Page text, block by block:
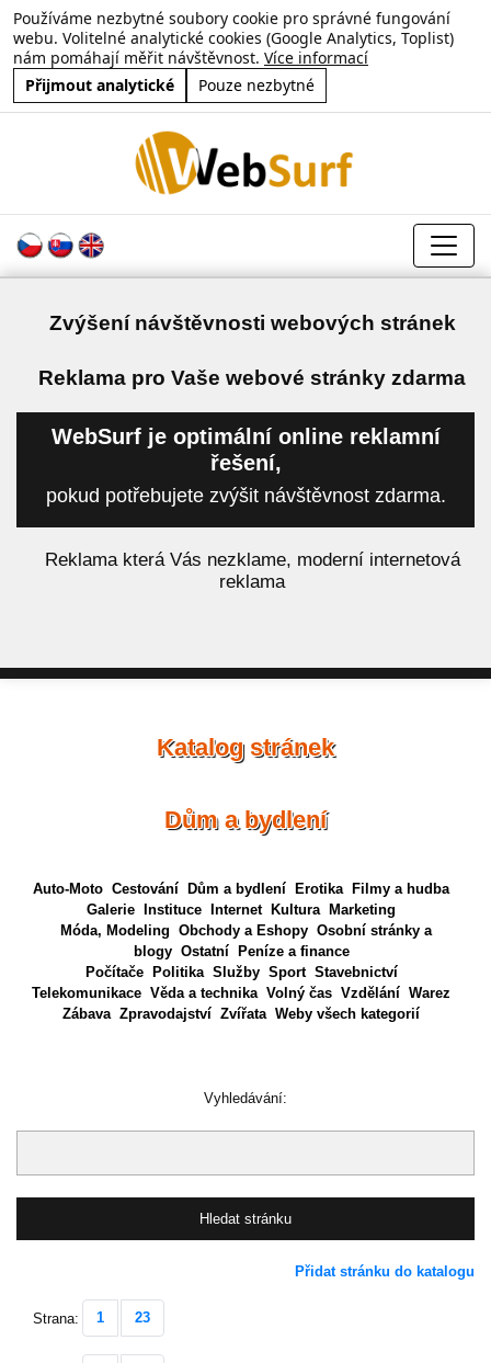
Používáme nezbytné soubory cookie pro správné fungování
webu. Volitelné analytické cookies (Google Analytics, Toplist)
nám pomáhají měřit návštěvnost. Více informací
Přijmout analytické
Pouze nezbytné
Zvýšení návštěvnosti webových stránek
Reklama pro Vaše webové stránky zdarma
WebSurf je optimální online reklamní
řešení,
pokud potřebujete zvýšit návštěvnost zdarma.
Reklama která Vás nezklame, moderní internetová
reklama
Katalog stránek
Dům a bydlení
Auto-Moto Cestování Dům a bydlení Erotika
Filmy a hudba
Galerie
Instituce Internet Kultura
Marketing
Móda, Modeling Obchody a Eshopy Osobní stránky a
blogy Ostatní
Peníze a finance
Počítače
Politika Služby Sport Stavebnictví
Telekomunikace Věda a technika Volný čas Vzdělání Warez
Zábava Zpravodajství Zvířata Weby všech kategorií
Vyhledávání:
Přidat stránku do katalogu
Strana: 1 23